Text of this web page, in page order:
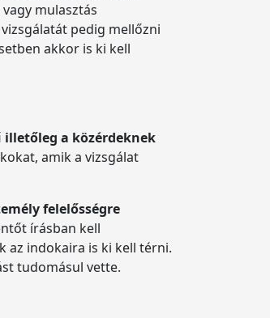
mulasztás
pedig mellőzni
akkor is ki kell
illetőleg a közérdeknek
amik a vizsgálat
felelősségre
írásban kell
az indokaira is ki kell térni.
tudomásul vette.